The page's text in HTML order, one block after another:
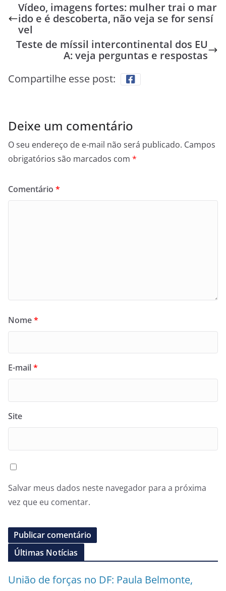
Vídeo, imagens fortes: mulher trai o mar
ido e é descoberta, não veja se for sensí
vel
Teste de míssil intercontinental dos EU
A: veja perguntas e respostas
Compartilhe esse post:
Deixe um comentário
O seu endereço de e-mail não será publicado. Campos
obrigatórios são marcados com *
Comentário *
Nome*
E-mail*
Site
Salvar meus dados neste navegador para a próxima
vez que eu comentar.
Últimas Notícias
União de forças no DF: Paula Belmonte,